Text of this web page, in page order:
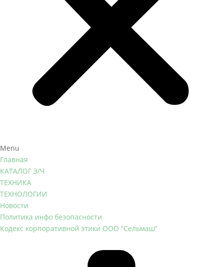
Menu
Главная
КАТАЛОГ З/Ч
ТЕХНИКА
ТЕХНОЛОГИИ
Новости
Политика инфо безопасности
Кодекс корпоративной этики ООО “Сельмаш”